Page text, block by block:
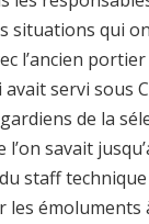
situations qui
l’ancien
servi sous
de la
l’on savait
du staff
les émoluments